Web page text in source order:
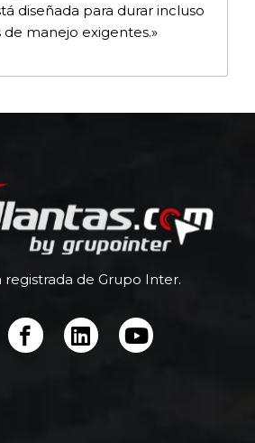
diseñada para durar incluso
manejo exigentes.»
registrada de Grupo Inter.